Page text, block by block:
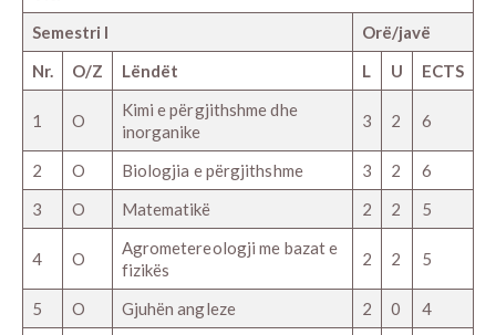
Semestri I
Orë/javë
Nr.
O/Z Lëndët L U ECTS
1 O
Kimi e përgjithshme dhe
inorganike
3 2 6
2 O Biologjia e përgjithshme 3 2
6
3
O Matematikë 2 2 5
4 O
Agrometereologji me bazat e
fizikës
2 2 5
5 O Gjuhën angleze 2 0 4